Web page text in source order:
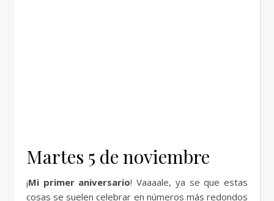
Martes 5 de noviembre
¡Mi primer aniversario! Vaaaale, ya se que estas
cosas se suelen celebrar en números más redondos